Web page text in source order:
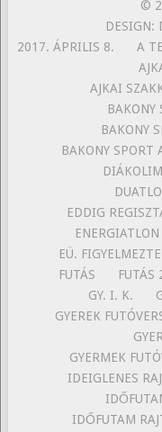
©
DESIGN:
2017. ÁPRILIS 8.
A
AJKAI
BAKONY
BAKONY
BAKONY SPORT
EDDIG
EÜ.
FUTÁS
FUTÁS
GY. I. K.
GYEREK
GYERMEK
IDEIGLENES
IDŐFUTAM